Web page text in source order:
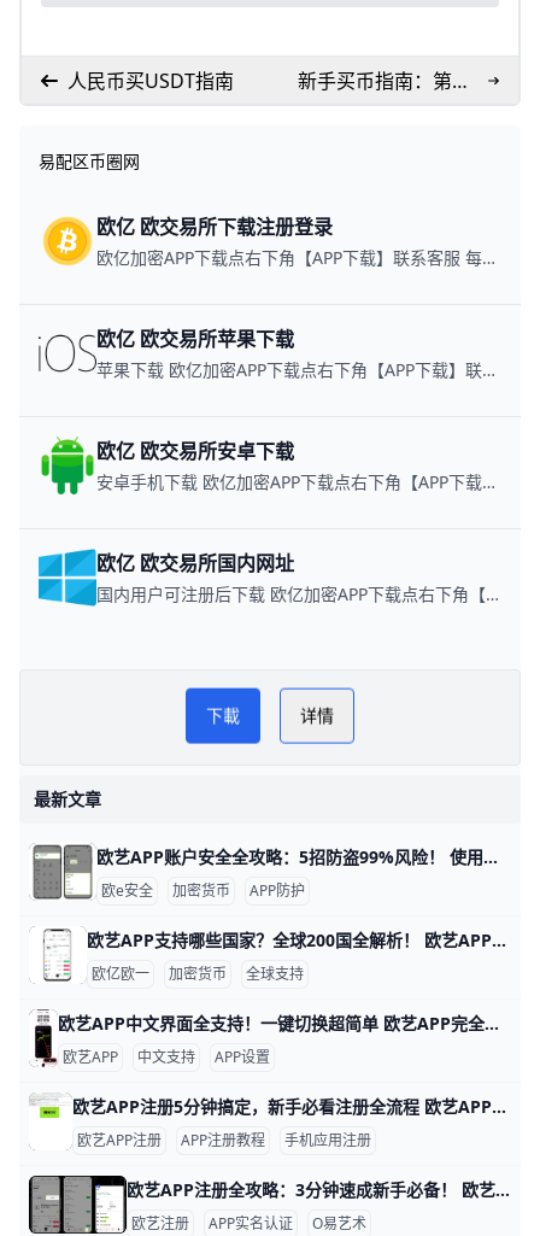
人民币买USDT指南
新手买币指南：第一
次购买加密货币
易配区币圈网
欧亿 欧交易所下载注册登录
欧亿加密APP下载点右下角【APP下载】联系客服 每日更新可用链接
欧亿 欧交易所苹果下载
苹果下载 欧亿加密APP下载点右下角【APP下载】联系客服 每日更新可用链接
欧亿 欧交易所安卓下载
安卓手机下载 欧亿加密APP下载点右下角【APP下载】联系客服 每日更新可用链接
欧亿 欧交易所国内网址
国内用户可注册后下载 欧亿加密APP下载点右下角【APP下载】联系客服 每日更新可用链接
易配区币圈网PLAY NOW
欧亿最新资讯
下載 详情
最新文章
欧艺APP账户安全全攻略：5招防盗99%风险！ 使用欧艺APP时，账户安全非常重要。欧艺APP（也叫OK交易所鸥易）是热门的加密货币交易平台，每天有数百万用户登录交易。根据官方数据，开启安全设置的用户，账户被盗风险可降低90%以上。 比如，如果你忘记设置双重验证，坏人可能用猜到的密码直接登录，但设置后他们就进不去了。​
欧e安全 加密货币 APP防护
欧艺APP支持哪些国家？全球200国全解析！ 欧艺APP（也就是O易Oyi的交易应用）支持全球近200个国家和地区使用，但有些地方因为监管规则有限制。 比如亚洲的用户在越南、菲律宾、泰国、新加坡、中国香港、台湾、韩国和日本这些地方都能正常下载、注册和交易。 欧洲用户如英国、法国、西班牙、荷兰和俄罗斯也能轻松使用，支持法币充值和多种加密货币买卖。
欧亿欧一 加密货币 全球支持
欧艺APP中文界面全支持！一键切换超简单 欧艺APP完全支持中文界面，这让很多用户用起来很方便。根据官方指南和用户反馈，APP内有简体中文和繁体中文选项，能覆盖大部分交易和设置页面。例如，进入“我的”页面后，你会看到“语言”或“Language”按钮，一键切换后界面马上变成中文。
欧艺APP 中文支持 APP设置
欧艺APP注册5分钟搞定，新手必看注册全流程 欧艺APP注册其实非常简单，只要跟着几个关键步骤，基本能在几分钟内完成。对新手来说，最重要的是选对下载渠道、正确填写基本信息，并尽快开启安全保护功能。这样不仅能快速拿到账户，还能让登录和使用过程更安心。
欧艺APP注册 APP注册教程 手机应用注册
欧艺APP注册全攻略：3分钟速成新手必备！ 欧艺APP注册过程简单快速，通常只需几分钟就能完成。基本需要手机号或邮箱地址作为账号，比如用你的常用手机号“138XXXXXXX”或“”来注册，还得设置一个强密码，包含大小写字母、数字和符号，例如“Abc123!@#”。这些信息能帮你快速创建账户并接收验证码验证。
欧艺注册 APP实名认证 O易艺术